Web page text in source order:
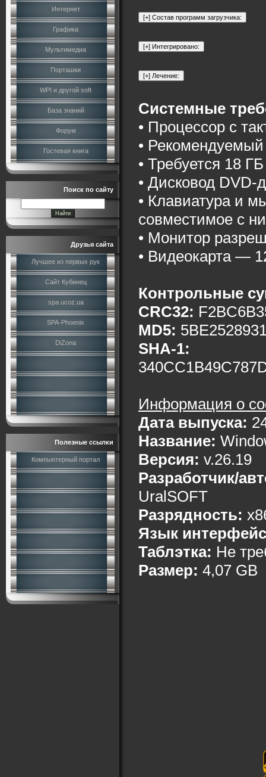
Интернет
Графика
Мультимедиа
Порташки
WPI и другой soft
База знаний
Форум
Гостевая книга
Поиск по сайту
Друзья сайта
Лучшее из первых рук
Сайт Кубинец
spa.ucoz.ua
SPA-Phoenix
DiZona
Полезные ссылки
Компьютерный портал
Системные
• Процессор с
•
• Требуется 18
• Дисковод DVD-
• Клавиатура и
совместимое c
• Монитор
• Видеокарта —
Контрольные
CRC32:
MD5:
SHA-1:
Информация о
Дата выпуска:
Название:
Версия: v.26.19
Разработчик/
UralSOFT
Разрядность:
Язык
Таблэтка: Не
Размер: 4,07 GB